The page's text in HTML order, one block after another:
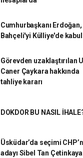
Cumhurbaşkanı Erdoğan,
Bahçeli'yi Külliye'de
Görevden uzaklaştırılan
Caner Çaykara hakkında
tahliye kararı
DOKDOR BU NASIL
Üsküdar’da seçimi
adayı Sibel Tan Çetinkaya